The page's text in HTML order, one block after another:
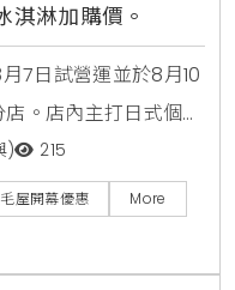
淇淋加購價。
7日試營運並於8月10
。店內主打日式個人
定番茄鍋。歡慶新店
出青森蘋果義式手工
社群免費送伊比利豬
) 215
屋開幕優惠 More